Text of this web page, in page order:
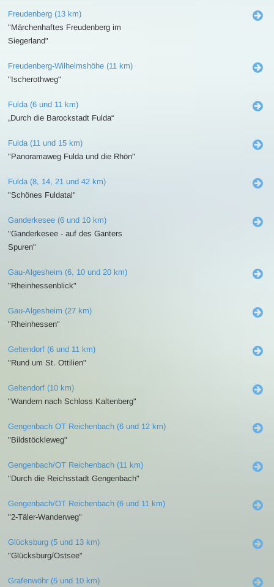
Freudenberg (13 km)
"Märchenhaftes Freudenberg im
Siegerland"
Freudenberg-Wilhelmshöhe (11 km)
"Ischerothweg"
Fulda (6 und 11 km)
„Durch die Barockstadt Fulda“
Fulda (11 und 15 km)
"Panoramaweg Fulda und die Rhön"
Fulda (8, 14, 21 und 42 km)
"Schönes Fuldatal"
Ganderkesee (6 und 10 km)
"Ganderkesee - auf des Ganters
Spuren"
Gau-Algesheim (6, 10 und 20 km)
"Rheinhessenblick"
Gau-Algesheim (27 km)
"Rheinhessen"
Geltendorf (6 und 11 km)
"Rund um St. Ottilien"
Geltendorf (10 km)
"Wandern nach Schloss Kaltenberg"
Gengenbach OT Reichenbach (6 und 12 km)
"Bildstöckleweg"
Gengenbach/OT Reichenbach (11 km)
"Durch die Reichsstadt Gengenbach"
Gengenbach/OT Reichenbach (6 und 11 km)
"2-Täler-Wanderweg"
Glücksburg (5 und 13 km)
"Glücksburg/Ostsee"
Grafenwöhr (5 und 10 km)